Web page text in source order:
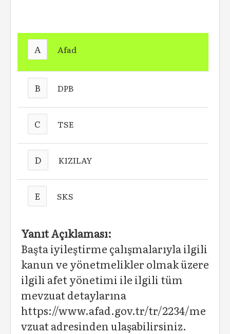
A Afad
B DPB
C TSE
D KIZILAY
E SKS
Yanıt Açıklaması:
Başta iyileştirme çalışmalarıyla ilgili
kanun ve yönetmelikler olmak üzere
ilgili afet yönetimi ile ilgili tüm
mevzuat detaylarına
https://www.afad.gov.tr/tr/2234/me
vzuat adresinden ulaşabilirsiniz.